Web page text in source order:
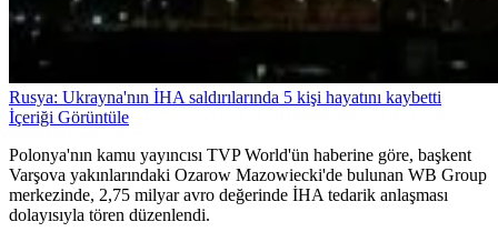
Rusya: Ukrayna'nın İHA saldırılarında 5 kişi hayatını kaybetti
İçeriği Görüntüle
Polonya'nın kamu yayıncısı TVP World'ün haberine göre, başkent
Varşova yakınlarındaki Ozarow Mazowiecki'de bulunan WB Group
merkezinde, 2,75 milyar avro değerinde İHA tedarik anlaşması
dolayısıyla tören düzenlendi.